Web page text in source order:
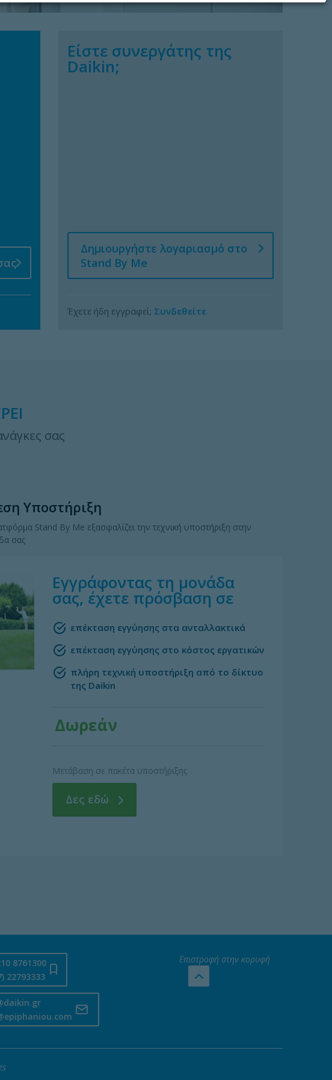
Είστε συνεργάτης της
Daikin;
Δημιουργήστε λογαριασμό στο
Stand By Me
Έχετε ήδη εγγραφεί; Συνδεθείτε
σας
Υποστήριξη
Stand By Me εξασφαλίζει την τεχνική υποστήριξη στην
σας
Εγγράφοντας τη μονάδα
σας, έχετε πρόσβαση σε
επέκταση εγγύησης στα ανταλλακτικά
επέκταση εγγύησης στο κόστος εργατικών
πλήρη τεχνική υποστήριξη από το δίκτυο
της Daikin
Δωρεάν
Μετάβαση σε πακέτα υποστήριξης
Δες εδώ
8761300
22793333
Επιστροφή στην κορυφή